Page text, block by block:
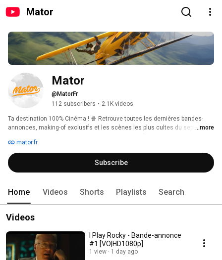
Mator
Mator
@MatorFr
112 subscribers • 2.1K videos
Ta destination 100% Cinéma ! 🍿 Retrouve toutes les dernières bandes-
annonces, making-of exclusifs et les scènes les plus cultes du septième
souvenirs de grand écran.
...more
mator.fr
Subscribe
Home Videos Shorts Playlists Search
Videos
I Play Rocky - Bande-annonce
#1 [VO|HD1080p]
1 view 1 day ago